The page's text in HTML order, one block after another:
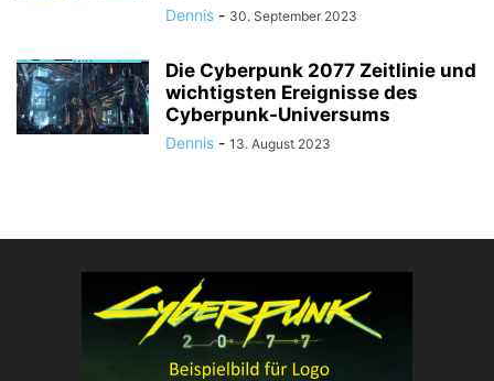
Dennis - 30. September 2023
Die Cyberpunk 2077 Zeitlinie und
wichtigsten Ereignisse des
Cyberpunk-Universums
Dennis - 13. August 2023